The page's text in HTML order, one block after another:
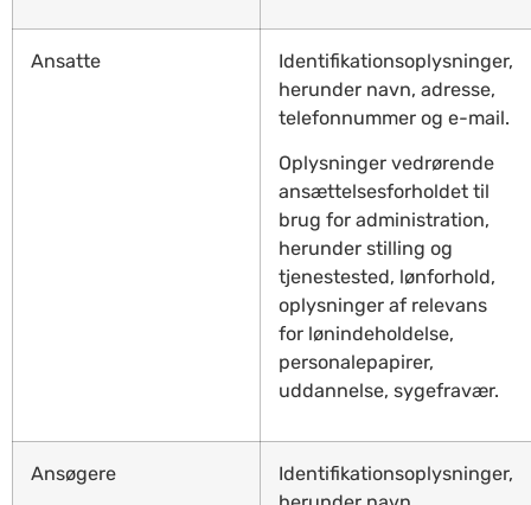
Ansatte
Identifikationsoplysninger,
herunder navn, adresse,
telefonnummer og e-mail.
Oplysninger vedrørende
ansættelsesforholdet til
brug for administration,
herunder stilling og
tjenestested, lønforhold,
oplysninger af relevans
for lønindeholdelse,
personalepapirer,
uddannelse, sygefravær.
Ansøgere
Identifikationsoplysninger,